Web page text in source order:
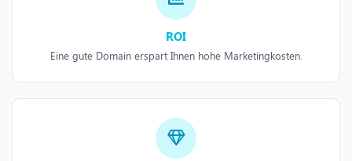
ROI
Eine gute Domain erspart Ihnen hohe Marketingkosten.